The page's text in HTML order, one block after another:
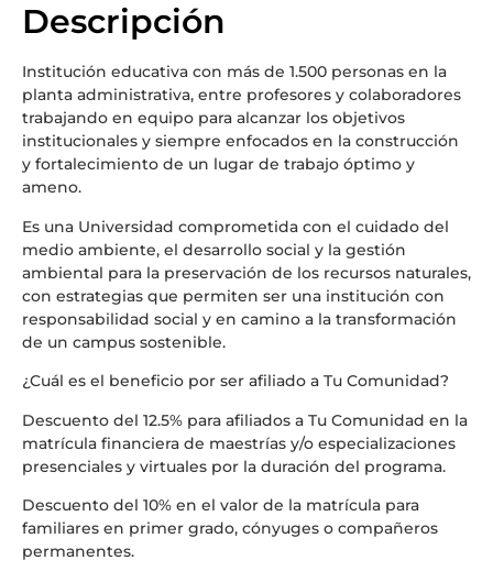
Descripción
Institución educativa con más de 1.500 personas en la
planta administrativa, entre profesores y colaboradores
trabajando en equipo para alcanzar los objetivos
institucionales y siempre enfocados en la construcción
y fortalecimiento de un lugar de trabajo óptimo y
ameno.
Es una Universidad comprometida con el cuidado del
medio ambiente, el desarrollo social y la gestión
ambiental para la preservación de los recursos naturales,
con estrategias que permiten ser una institución con
responsabilidad social y en camino a la transformación
de un campus sostenible.
¿Cuál es el beneficio por ser afiliado a Tu Comunidad?
Descuento del 12.5% para afiliados a Tu Comunidad en la
matrícula financiera de maestrías y/o especializaciones
presenciales y virtuales por la duración del programa.
Descuento del 10% en el valor de la matrícula para
familiares en primer grado, cónyuges o compañeros
permanentes.